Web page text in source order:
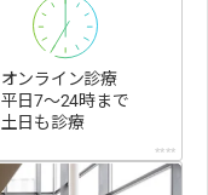
オンライン診療
平日7〜24時まで
土日も診療
****